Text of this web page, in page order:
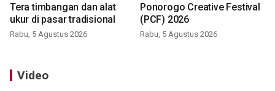
Tera timbangan dan alat
ukur di pasar tradisional
Rabu, 5 Agustus 2026
Ponorogo Creative Festival
(PCF) 2026
Rabu, 5 Agustus 2026
Video